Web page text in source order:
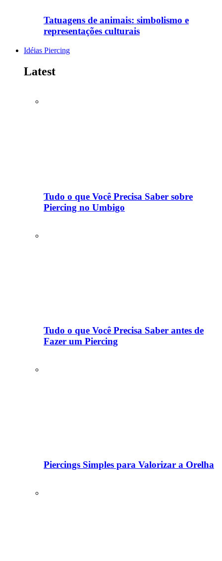
Tatuagens de animais: simbolismo e
representações culturais
Idéias Piercing
Latest
Tudo o que Você Precisa Saber sobre
Piercing no Umbigo
Tudo o que Você Precisa Saber antes de
Fazer um Piercing
Piercings Simples para Valorizar a Orelha